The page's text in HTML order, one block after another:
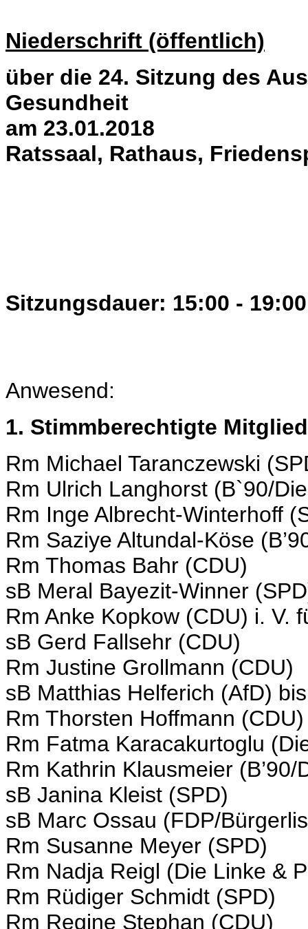
Niederschrift (öffentlich)
über die 24. Sitzung des
Gesundheit
am 23.01.2018
Ratssaal, Rathaus,
Sitzungsdauer: 15:00 -
Anwesend:
1. Stimmberechtigte
Rm Michael Taranczewski
Rm Ulrich Langhorst (B`90/
Rm Inge Albrecht-Winterhoff
Rm Saziye Altundal-Köse
Rm Thomas Bahr (CDU)
sB Meral Bayezit-Winner
Rm Anke Kopkow (CDU) i. V.
sB Gerd Fallsehr (CDU)
Rm Justine Grollmann (CDU)
sB Matthias Helferich (AfD)
Rm Thorsten Hoffmann
Rm Fatma Karacakurtoglu
Rm Kathrin Klausmeier (B’90/
sB Janina Kleist (SPD)
sB Marc Ossau (FDP/
Rm Susanne Meyer (SPD)
Rm Nadja Reigl (Die Linke &
Rm Rüdiger Schmidt (SPD)
Rm Regine Stephan (CDU)